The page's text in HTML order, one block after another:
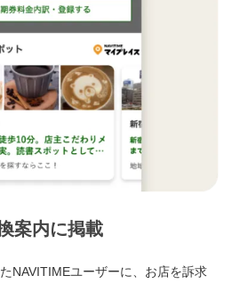
案内に掲載
NAVITIMEユーザーに、お店を訴求